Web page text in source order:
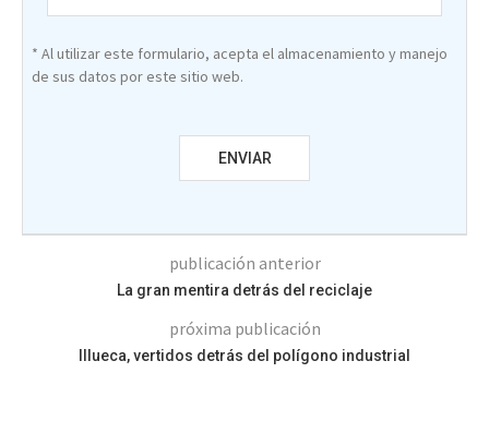
* Al utilizar este formulario, acepta el almacenamiento y manejo
de sus datos por este sitio web.
publicación anterior
La gran mentira detrás del reciclaje
próxima publicación
Illueca, vertidos detrás del polígono industrial